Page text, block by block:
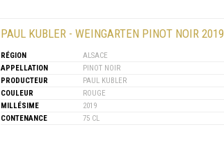
PAUL KUBLER - WEINGARTEN PINOT NOIR 2019
RÉGION
ALSACE
APPELLATION
PINOT NOIR
PRODUCTEUR
PAUL KUBLER
COULEUR
ROUGE
MILLÉSIME
2019
CONTENANCE
75 CL